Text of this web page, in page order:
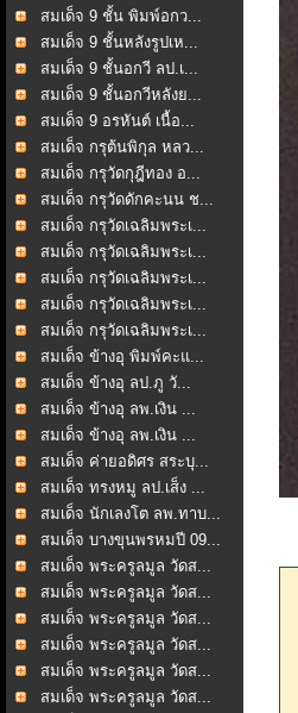
สมเด็จ 9 ชั้น พิมพ์อกว...
สมเด็จ 9 ชั้นหลังรูปเห...
สมเด็จ 9 ชั้นอกวี ลป.เ...
สมเด็จ 9 ชั้นอกวีหลังย...
สมเด็จ 9 อรหันต์ เนื้อ...
สมเด็จ กรุต้นพิกุล หลว...
สมเด็จ กรุวัดกุฎีทอง อ...
สมเด็จ กรุวัดดักคะนน ช...
สมเด็จ กรุวัดเฉลิมพระเ...
สมเด็จ กรุวัดเฉลิมพระเ...
สมเด็จ กรุวัดเฉลิมพระเ...
สมเด็จ กรุวัดเฉลิมพระเ...
สมเด็จ กรุวัดเฉลิมพระเ...
สมเด็จ ข้างอุ พิมพ์คะแ...
สมเด็จ ข้างอุ ลป.ภู วั...
สมเด็จ ข้างอุ ลพ.เงิน ...
สมเด็จ ข้างอุ ลพ.เงิน ...
สมเด็จ ค่ายอดิศร สระบุ...
สมเด็จ ทรงหมู ลป.เส็ง ...
สมเด็จ นักเลงโต ลพ.ทาบ...
สมเด็จ บางขุนพรหมปี 09...
สมเด็จ พระครูลมูล วัดส...
สมเด็จ พระครูลมูล วัดส...
สมเด็จ พระครูลมูล วัดส...
สมเด็จ พระครูลมูล วัดส...
สมเด็จ พระครูลมูล วัดส...
สมเด็จ พระครูลมูล วัดส...